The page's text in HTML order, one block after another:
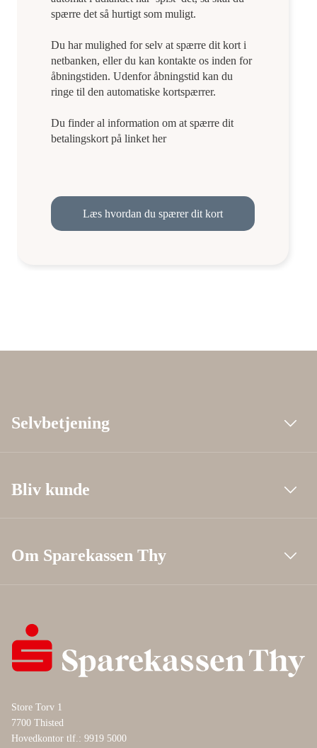
spærre det så hurtigt som muligt.
Du har mulighed for selv at spærre dit kort i
netbanken, eller du kan kontakte os inden for
åbningstiden. Udenfor åbningstid kan du
ringe til den automatiske kortspærrer.
Du finder al information om at spærre dit
betalingskort på linket her
Læs hvordan du spærer dit kort
Selvbetjening
Bliv kunde
Om Sparekassen Thy
Store Torv 1
7700 Thisted
Hovedkontor tlf.: 9919 5000